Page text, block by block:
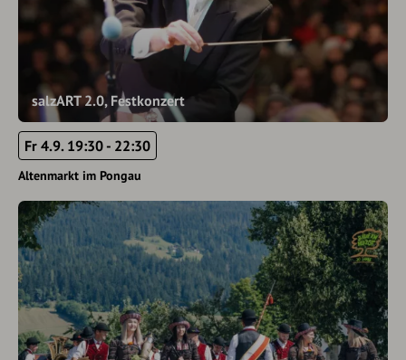
salzART 2.0, Festkonzert
Fr 4.9. 19:30 - 22:30
Altenmarkt im Pongau